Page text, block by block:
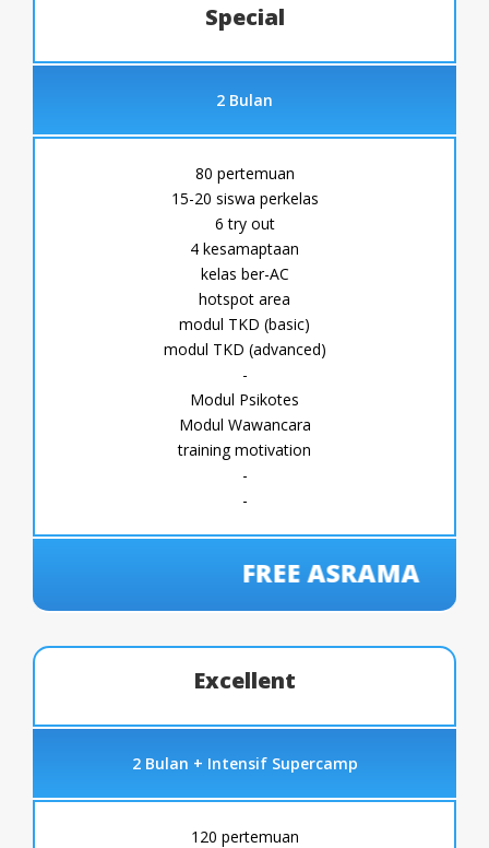
Special
2 Bulan
80 pertemuan
15-20 siswa perkelas
6 try out
4 kesamaptaan
kelas ber-AC
hotspot area
modul TKD (basic)
modul TKD (advanced)
-
Modul Psikotes
Modul Wawancara
training motivation
-
-
FREE ASRAMA
Excellent
2 Bulan + Intensif Supercamp
120 pertemuan